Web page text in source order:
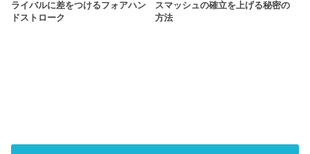
ライバルに差をつけるフォアハン
ドストローク
スマッシュの確立を上げる秘密の
方法